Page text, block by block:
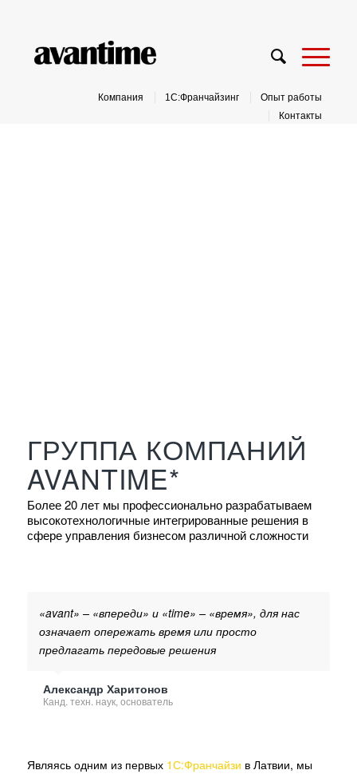
Компания 1С:Франчайзинг
Опыт работы
Контакты
ГРУППА КОМПАНИЙ
AVANTIME*
Более 20 лет мы профессионально разрабатываем
высокотехнологичные интегрированные решения в
сфере управления бизнесом различной сложности
«avant» – «впереди» и «time» – «время», для нас
означает опережать время или просто
предлагать передовые решения
Александр Харитонов
Канд. техн. наук, основатель
Являясь одним из первых 1С:Франчайзи в Латвии, мы